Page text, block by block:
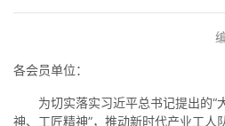
各会员单位：
为切实落实习近平总书记提出的“
神、工匠精神”，推动新时代产业工人